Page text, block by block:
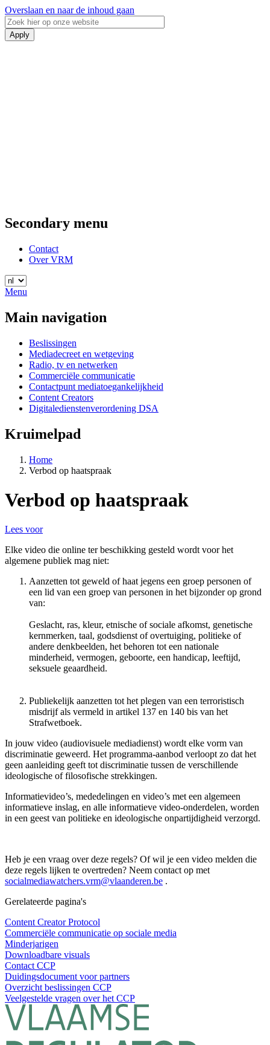
Overslaan en naar de inhoud gaan
Secondary menu
Contact
Over VRM
Menu
Main navigation
Beslissingen
Mediadecreet en wetgeving
Radio, tv en netwerken
Commerciële communicatie
Contactpunt mediatoegankelijkheid
Content Creators
Digitaledienstenverordening DSA
Kruimelpad
Home
Verbod op haatspraak
Verbod op haatspraak
Lees voor
Elke video die online ter beschikking gesteld wordt voor het
algemene publiek mag niet:
Aanzetten tot geweld of haat jegens een groep personen of
een lid van een groep van personen in het bijzonder op grond
van:
Geslacht, ras, kleur, etnische of sociale afkomst, genetische
kernmerken, taal, godsdienst of overtuiging, politieke of
andere denkbeelden, het behoren tot een nationale
minderheid, vermogen, geboorte, een handicap, leeftijd,
seksuele geaardheid.
Publiekelijk aanzetten tot het plegen van een terroristisch
misdrijf als vermeld in artikel 137 en 140 bis van het
Strafwetboek.
In jouw video (audiovisuele mediadienst) wordt elke vorm van
discriminatie geweerd. Het programma-aanbod verloopt zo dat het
geen aanleiding geeft tot discriminatie tussen de verschillende
ideologische of filosofische strekkingen.
Informatievideo’s, mededelingen en video’s met een algemeen
informatieve inslag, en alle informatieve video-onderdelen, worden
in een geest van politieke en ideologische onpartijdigheid verzorgd.
Heb je een vraag over deze regels? Of wil je een video melden die
deze regels lijken te overtreden? Neem contact op met
socialmediawatchers.vrm@vlaanderen.be .
Gerelateerde pagina's
Content Creator Protocol
Commerciële communicatie op sociale media
Minderjarigen
Downloadbare visuals
Contact CCP
Duidingsdocument voor partners
Overzicht beslissingen CCP
Veelgestelde vragen over het CCP